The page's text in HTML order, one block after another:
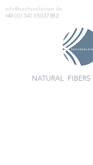
info@sachsenleinen.de
+49 (0) 341 35037582
NATURAL